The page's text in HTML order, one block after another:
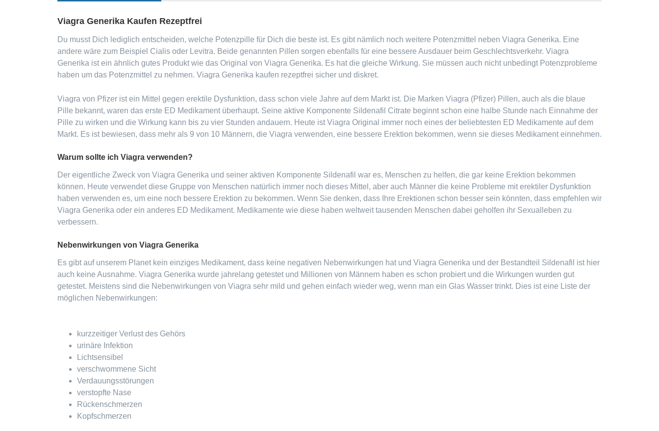
Viagra Generika Kaufen Rezeptfrei
Du musst Dich lediglich entscheiden, welche Potenzpille für Dich die beste ist. Es gibt nämlich noch weitere Potenzmittel neben Viagra Generika. Eine
andere wäre zum Beispiel Cialis oder Levitra. Beide genannten Pillen sorgen ebenfalls für eine bessere Ausdauer beim Geschlechtsverkehr. Viagra
Generika ist ein ähnlich gutes Produkt wie das Original von Viagra Generika. Es hat die gleiche Wirkung. Sie müssen auch nicht unbedingt Potenzprobleme
haben um das Potenzmittel zu nehmen. Viagra Generika kaufen rezeptfrei sicher und diskret.
Viagra von Pfizer ist ein Mittel gegen erektile Dysfunktion, dass schon viele Jahre auf dem Markt ist. Die Marken Viagra (Pfizer) Pillen, auch als die blaue
Pille bekannt, waren das erste ED Medikament überhaupt. Seine aktive Komponente Sildenafil Citrate beginnt schon eine halbe Stunde nach Einnahme der
Pille zu wirken und die Wirkung kann bis zu vier Stunden andauern. Heute ist Viagra Original immer noch eines der beliebtesten ED Medikamente auf dem
Markt. Es ist bewiesen, dass mehr als 9 von 10 Männern, die Viagra verwenden, eine bessere Erektion bekommen, wenn sie dieses Medikament einnehmen.
Warum sollte ich Viagra verwenden?
Der eigentliche Zweck von Viagra Generika und seiner aktiven Komponente Sildenafil war es, Menschen zu helfen, die gar keine Erektion bekommen
können. Heute verwendet diese Gruppe von Menschen natürlich immer noch dieses Mittel, aber auch Männer die keine Probleme mit erektiler Dysfunktion
haben verwenden es, um eine noch bessere Erektion zu bekommen. Wenn Sie denken, dass Ihre Erektionen schon besser sein könnten, dass empfehlen wir
Viagra Generika oder ein anderes ED Medikament. Medikamente wie diese haben weltweit tausenden Menschen dabei geholfen ihr Sexualleben zu
verbessern.
Nebenwirkungen von Viagra Generika
Es gibt auf unserem Planet kein einziges Medikament, dass keine negativen Nebenwirkungen hat und Viagra Generika und der Bestandteil Sildenafil ist hier
auch keine Ausnahme. Viagra Generika wurde jahrelang getestet und Millionen von Männern haben es schon probiert und die Wirkungen wurden gut
getestet. Meistens sind die Nebenwirkungen von Viagra sehr mild und gehen einfach wieder weg, wenn man ein Glas Wasser trinkt. Dies ist eine Liste der
möglichen Nebenwirkungen:
kurzzeitiger Verlust des Gehörs
urinäre Infektion
Lichtsensibel
verschwommene Sicht
Verdauungsstörungen
verstopfte Nase
Rückenschmerzen
Kopfschmerzen